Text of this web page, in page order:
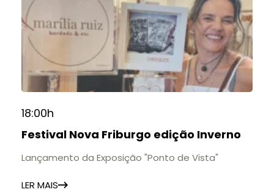
18:00h
Festival Nova Friburgo edição Inverno
Lançamento da Exposição "Ponto de Vista"
LER MAIS